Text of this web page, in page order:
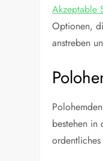
Akzeptable
Optionen,
anstreben
bestehen in